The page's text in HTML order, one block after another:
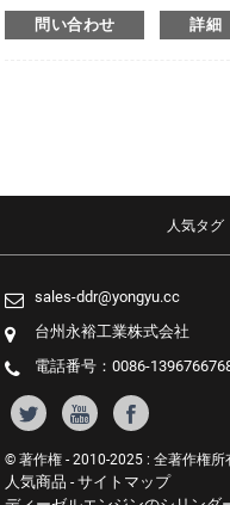
リンダーヘッド、長寿命シリンダ
問い合わせ 詳細
人気タグ
sales-ddr@yongyu.cc
台州永裕工業株式会社
電話番号：0086-
© 著作権 - 2010-2025 : 全著作権所
人気商品 -サイトマップ